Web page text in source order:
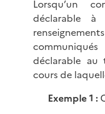
Lorsqu’un
déclarable
déclarable au
cours de
Exemple 1 :